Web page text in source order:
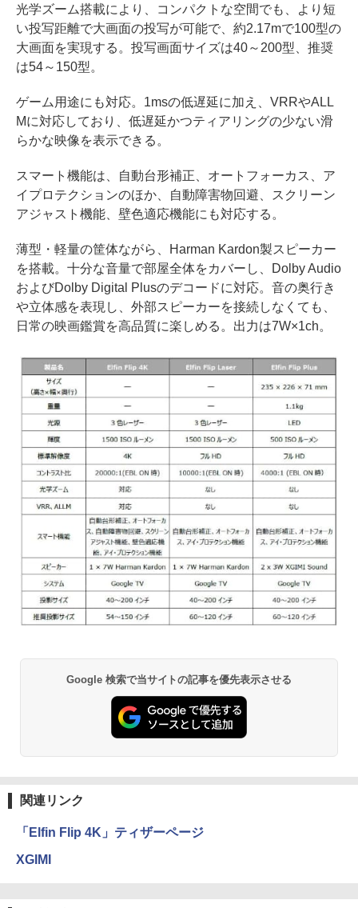
光学ズーム搭載により、コンパクトな空間でも、より短
い投写距離で大画面の投写が可能で、約2.17mで100型の
大画面を実現する。投写画面サイズは40～200型、推奨
は54～150型。
ゲーム用途にも対応。1msの低遅延に加え、VRRやALL
Mに対応しており、低遅延かつティアリングの少ない滑
らかな映像を表示できる。
スマート機能は、自動台形補正、オートフォーカス、ア
イプロテクションのほか、自動障害物回避、スクリーン
アジャスト機能、壁色適応機能にも対応する。
薄型・軽量の筐体ながら、Harman Kardon製スピーカー
を搭載。十分な音量で部屋全体をカバーし、Dolby Audio
およびDolby Digital Plusのデコードに対応。音の奥行き
や立体感を表現し、外部スピーカーを接続しなくても、
日常の映画鑑賞を高品質に楽しめる。出力は7W×1ch。
Google 検索で当サイトの記事を優先表示させる
関連リンク
「Elfin Flip 4K」ティザーページ
XGIMI